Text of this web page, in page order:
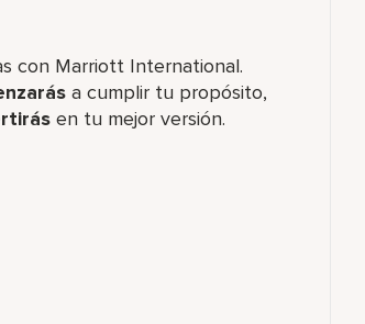
con Marriott International.
a cumplir tu propósito,
en tu mejor versión.